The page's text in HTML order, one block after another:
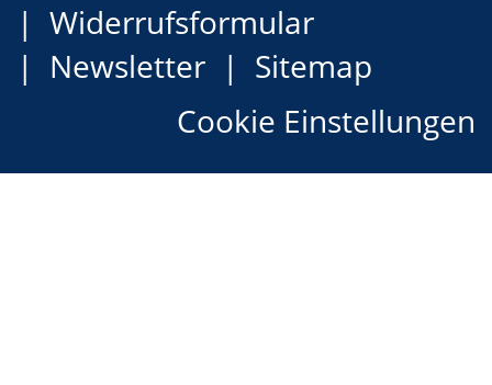
Widerrufsformular
Newsletter
Sitemap
Cookie Einstellungen